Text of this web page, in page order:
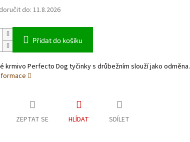
do: 11.8.2026
Přidat do košíku
krmivo Perfecto Dog tyčinky s drůbežním slouží jako odměna.
ZEPTAT SE HLÍDAT SDÍLET